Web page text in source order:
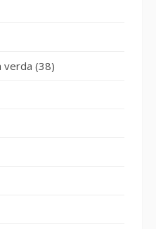
verda (38)